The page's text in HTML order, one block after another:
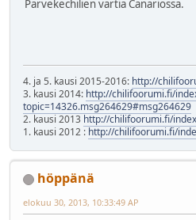
Parvekechilien vartia Canariossa.
4. ja 5. kausi 2015-2016: http://
3. kausi 2014: http://chilifoorumi.fi/
topic=14326.msg264629#msg264629
2. kausi 2013 http://chilifoorumi.fi/
1. kausi 2012 : http://chilifoorumi.fi/
höppänä
elokuu 30, 2013, 10:33:49 AP